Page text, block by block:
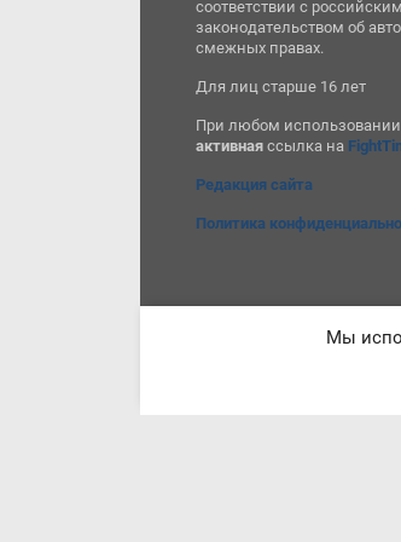
соответствии с
законодательством об
смежных правах.
Для лиц старше 16 лет
При любом
активная ссылка на
Редакция сайта
Политика
Мы